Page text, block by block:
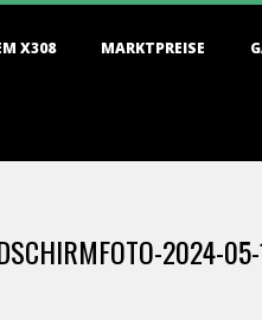
X308 MARKTPREISE
2024-